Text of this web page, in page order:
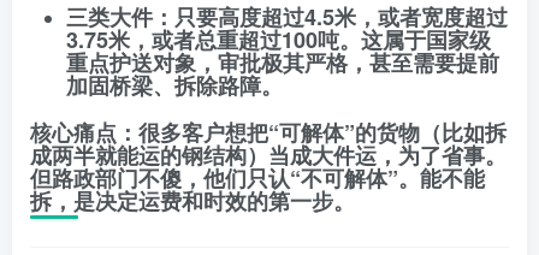
三类大件：只要高度超过4.5米，或者宽度超过
3.75米，或者总重超过100吨。这属于国家级
重点护送对象，审批极其严格，甚至需要提前
加固桥梁、拆除路障。
核心痛点 ：很多客户想把“可解体”的货物（比如拆
成两半就能运的钢结构）当成大件运，为了省事。
但路政部门不傻，他们只认“不可解体”。能不能
拆，是决定运费和时效的第一步。